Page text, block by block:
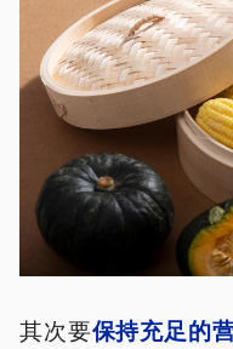
其次要保持充足的